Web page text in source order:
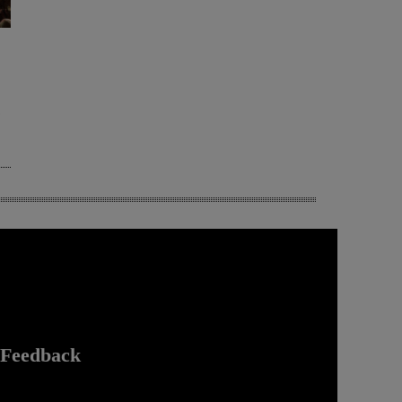
Feedback